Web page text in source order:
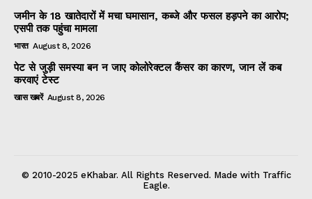
जमीन के 18 खातेदारों में मचा घमासान, कब्जे और फसल हड़पने का आरोप;
एसपी तक पहुंचा मामला
भारत August 8, 2026
पेट से जुड़ी समस्या बन न जाए कोलोरेक्टल कैंसर का कारण, जान लें कब
करवाएं टेस्ट
खास खबरें August 8, 2026
© 2010-2025 eKhabar. All Rights Reserved. Made with Traffic
Eagle.